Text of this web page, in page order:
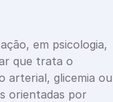
em psicologia,
que trata o
arterial, glicemia ou
orientadas por